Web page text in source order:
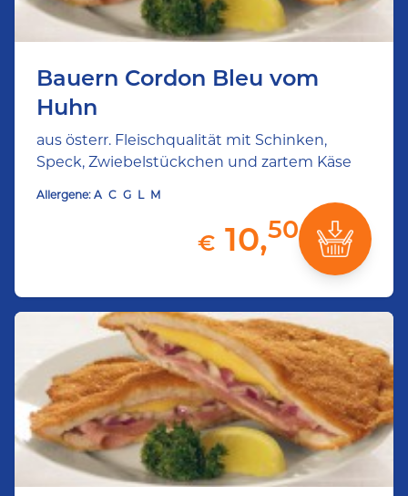
Bauern Cordon Bleu vom
Huhn
aus österr. Fleischqualität mit Schinken,
Speck, Zwiebelstückchen und zartem Käse
Allergene: A C G L M
€ 10,50